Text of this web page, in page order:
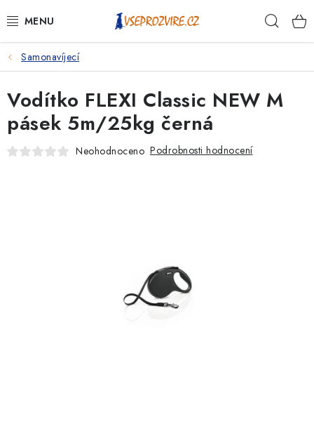
na
PSI
KOČKY
KONĚ
KRÁLÍCI/HLODAVCI/PTÁCI
Samonavíjecí
Vodítko FLEXI Classic NEW M
pásek 5m/25kg černá
Neohodnoceno Podrobnosti hodnocení